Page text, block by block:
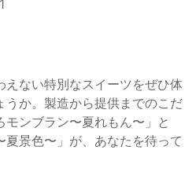
えない特別なスイーツをぜひ体
うか。製造から提供までのこだ
ンブラン〜夏れもん〜」と
夏景色〜」が、あなたを待って